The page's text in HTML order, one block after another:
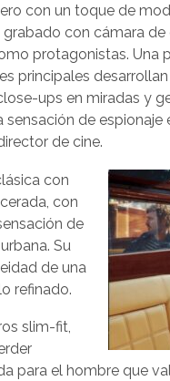
con un toque de
con cámara de
protagonistas. Una
principales
ups en miradas y
de
de cine.
con
con
de
Su
de una
refinado.
slim-fit,
para el hombre que